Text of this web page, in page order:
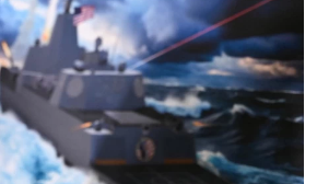
08-08-2026
τράπεζες αφήνουν τις αγορές
μπάλα»
08-08-2026